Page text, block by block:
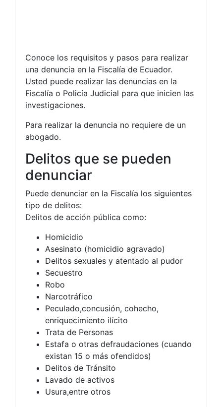
Conoce los requisitos y pasos para realizar
una denuncia en la Fiscalía de Ecuador.
Usted puede realizar las denuncias en la
Fiscalía o Policía Judicial para que inicien las
investigaciones.
Para realizar la denuncia no requiere de un
abogado.
Delitos que se pueden
denunciar
Puede denunciar en la Fiscalía los siguientes
tipo de delitos:
Delitos de acción pública como:
Homicidio
Asesinato (homicidio agravado)
Delitos sexuales y atentado al pudor
Secuestro
Robo
Narcotráfico
Peculado,concusión, cohecho,
enriquecimiento ilícito
Trata de Personas
Estafa o otras defraudaciones (cuando
existan 15 o más ofendidos)
Delitos de Tránsito
Lavado de activos
Usura,entre otros